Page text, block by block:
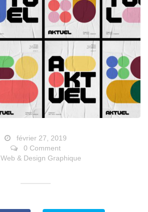
février 27, 2019
0 Comment
Web & Design Graphique